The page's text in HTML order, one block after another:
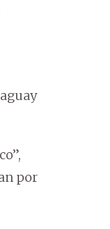
por